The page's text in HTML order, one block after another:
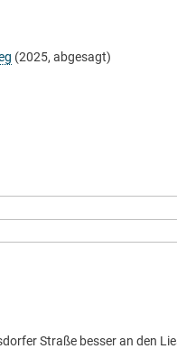
(2025, abgesagt)
Straße besser an den